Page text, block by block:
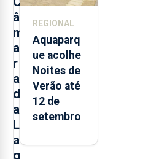
â
m
a
r
a
d
a
L
a
g
REGIONAL
Aquaparq
ue acolhe
Noites de
Verão até
12 de
setembro